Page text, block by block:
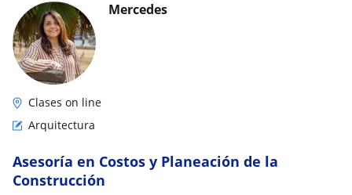
Mercedes
Clases on line
Arquitectura
Asesoría en Costos y Planeación de la
Construcción